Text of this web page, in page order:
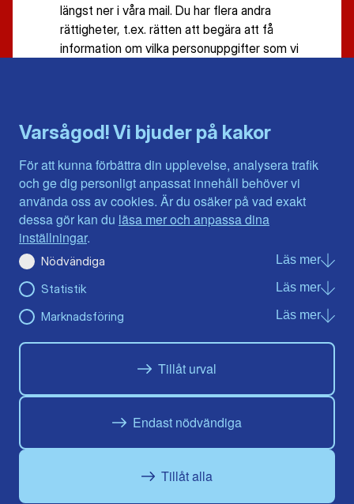
Varsågod! Vi bjuder på kakor
För att kunna förbättra din upplevelse, analysera trafik
och ge dig personligt anpassat innehåll behöver vi
använda oss av cookies. Är du osäker på vad exakt
dessa gör kan du läsa mer och anpassa dina
inställningar.
Nödvändiga Läs merom
Statistik Läs merom
Marknadsföring Läs merom
Tillåt urval
Endast nödvändiga
Tillåt alla
längst ner i våra mail. Du har flera andra
rättigheter, t.ex. rätten att begära att få
information om vilka personuppgifter som vi
Skicka sidan till någon du
känner:
mer om cookieshär.
Siffrorna bygger på
för 2026, det vill